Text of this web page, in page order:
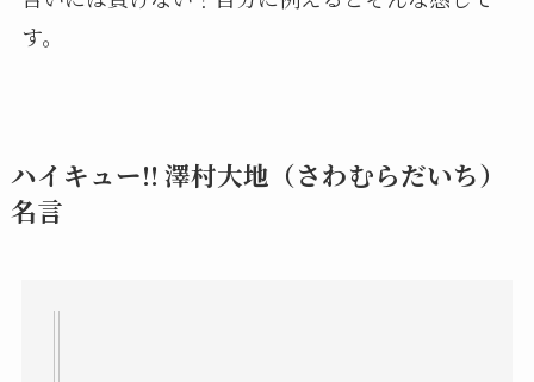
す。
ハイキュー!! 澤村大地（さわむらだいち）
名言